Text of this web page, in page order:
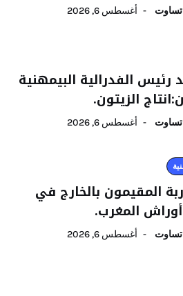
تساوت أغسطس 6, 2026
رئيس الفدرالية البيمهنية
الزيتون.
تساوت أغسطس 6, 2026
المقيمون بالخارج في
المغرب.
تساوت أغسطس 6, 2026